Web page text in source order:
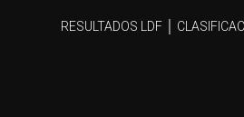
RESULTADOS LDF │